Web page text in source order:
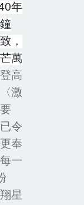
年
，
萬
高
激
令
奉
一
星